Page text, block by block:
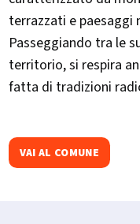
terrazzati e paesaggi
Passeggiando tra le
territorio, si respira
fatta di tradizioni
VAI AL COMUNE